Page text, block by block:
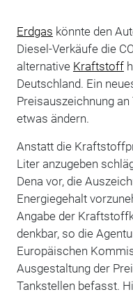
Erdgas könnte den
Diesel-Verkäufe die
alternative Kraftstoff
Deutschland. Ein
Preisauszeichnung
etwas ändern.
Anstatt die
Liter anzugeben
Dena vor, die
Energiegehalt
Angabe der
denkbar, so die
Europäischen
Ausgestaltung der
Tankstellen befasst.